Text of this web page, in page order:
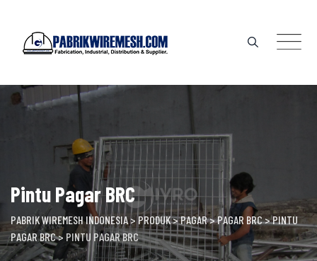
content
Pintu Pagar BRC
PABRIK WIREMESH INDONESIA>PRODUK>PAGAR>PAGAR BRC>PINTU
PAGAR BRC> PINTU PAGAR BRC